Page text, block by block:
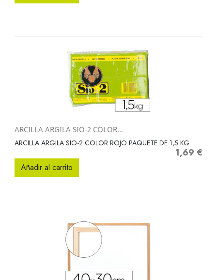
ARCILLA ARGILA SIO-2 COLOR...
ARCILLA ARGILA SIO-2 COLOR ROJO PAQUETE DE 1,5 KG
Precio
1,69 €
Añadir al carrito